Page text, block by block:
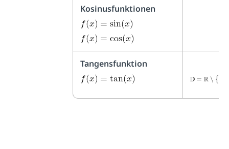
Kosinusfunktionen
Tangensfunktion